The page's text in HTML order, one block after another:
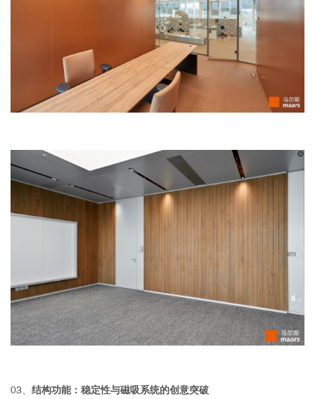
03、 结构功能：稳定性与磁吸系统的创意突破